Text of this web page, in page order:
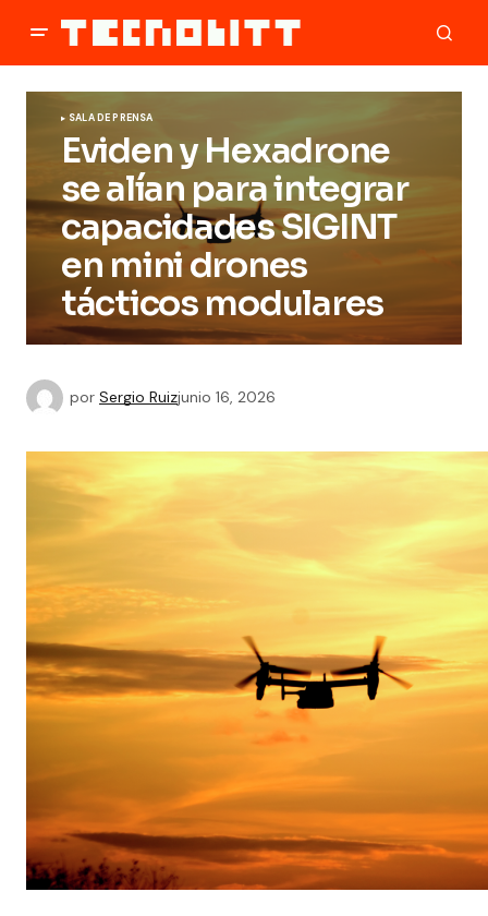
SALA DE PRENSA
Eviden y Hexadrone
se alían para integrar
capacidades SIGINT
en mini drones
tácticos modulares
por Sergio Ruizjunio 16, 2026